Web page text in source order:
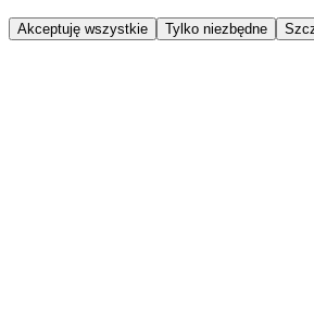
Akceptuję wszystkie Tylko niezbędne